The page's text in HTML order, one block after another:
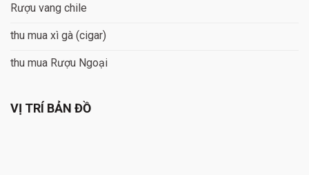
Rượu vang chile
thu mua xì gà (cigar)
thu mua Rượu Ngoại
VỊ TRÍ BẢN ĐỒ